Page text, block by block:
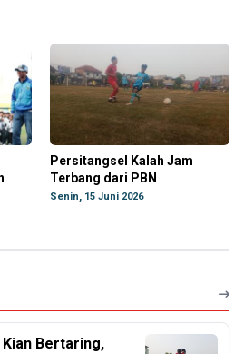
Persitangsel Kalah Jam
Terbang dari PBN
Senin, 15 Juni 2026
Bertaring,